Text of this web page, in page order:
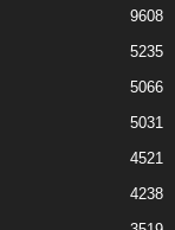
9608
5235
5066
5031
4521
4238